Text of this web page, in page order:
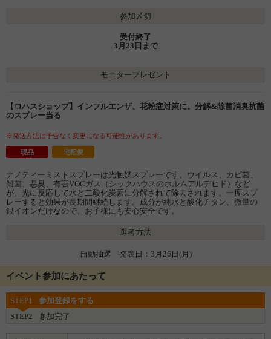
参加〆切
受付終了
3月23日まで
モニタープレゼント
【ロハスショップ】インフルエンザ、花粉症対策に。分解&除菌消臭抗菌
のスプレー当る
※発送方法は予告なく変更になる可能性があります。
現品 宅配便
ナノティーミストスプレーは光触媒スプレーです。ウイルス、カビ菌、
雑菌、悪臭、有害VOCガス（シックハウスのホルムアルデヒド）など
が、光に反応して水と二酸化炭素に分解されて除去されます。一度スプ
レーすると効果が長期間継続します。成分が純水と酸化チタン、微量の
銀イオンだけなので、お子様にも安心安全です。
選考方法
自動抽選 発表日：3月26日(月)
イベント参加にあたって
STEP1
参加登録をする
STEP2
参加完了